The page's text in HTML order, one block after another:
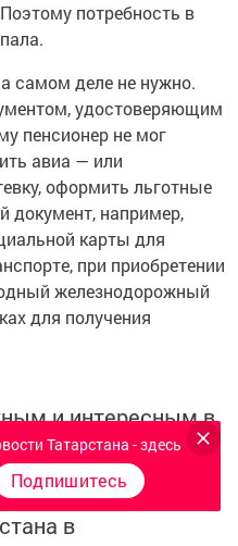
потребность в
самом деле не нужно.
удостоверяющим
пенсионер не мог
авиа — или
оформить льготные
документ, например,
карты для
при приобретении
железнодорожный
для получения
и интересным в
в
Татарстана - здесь
Подпишитесь